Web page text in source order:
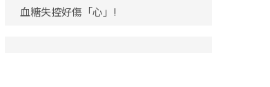
血糖失控好傷「心」!